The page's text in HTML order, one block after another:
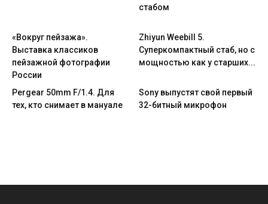
стабом
«Вокруг пейзажа».
Выставка классиков
пейзажной фотографии
России
Zhiyun Weebill 5.
Cуперкомпактный стаб, но с
мощностью как у старших...
Pergear 50mm F/1.4. Для
тех, кто снимает в мануале
Sony выпустят свой первый
32-битный микрофон